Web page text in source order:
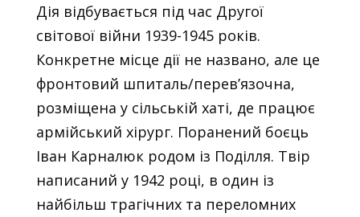
Дія відбувається під час Другої
світової війни 1939-1945 років.
Конкретне місце дії не названо, але це
фронтовий шпиталь/перев’язочна,
розміщена у сільській хаті, де працює
армійський хірург. Поранений боєць
Іван Карналюк родом із Поділля. Твір
написаний у 1942 році, в один із
найбільш трагічних та переломних